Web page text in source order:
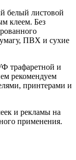
белый листовой
клеем. Без
ПВХ и сухие
трафаретной и
рекомендуем
принтерами и
и рекламы на
применения.